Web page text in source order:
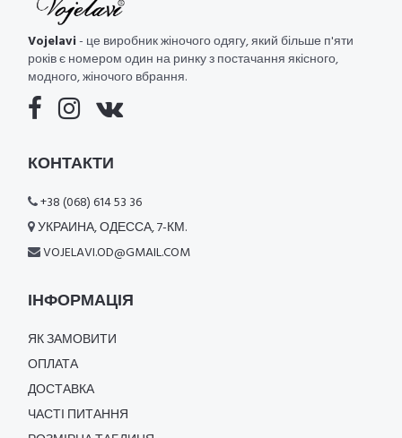
Vojelavi- це виробник жіночого одягу, який більше п'яти
років є номером один на ринку з постачання якісного,
модного, жіночого вбрання.
КОНТАКТИ
+38 (068) 614 53 36
УКРАИНА, ОДЕССА, 7-КМ.
VOJELAVI.OD@GMAIL.COM
ІНФОРМАЦІЯ
ЯК ЗАМОВИТИ
ОПЛАТА
ДОСТАВКА
ЧАСТІ ПИТАННЯ